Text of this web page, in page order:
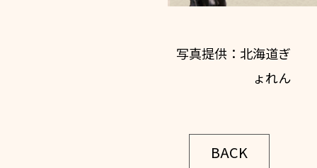
写真提供：北海道ぎ
ょれん
BACK